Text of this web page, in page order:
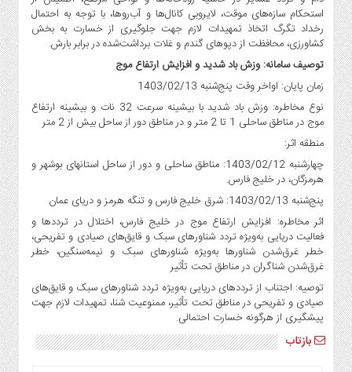
استحکام سازه‌های موقت، لایروبی کانال‌ها و آب‌روها، با توجه به احتمال
رخداد تگرگ اتخاذ تمهیدات لازم جهت جلوگیری از خسارت به بخش
کشاورزی، محافظت از دپوهای گندم و غلات برداشت‌شده در برابر بارش.
توصیف سامانه: وزش باد شدید و افزایش ارتفاع موج
زمان پایان: اواخر وقت پنج‌شنبه 1403/02/13
نوع مخاطره: وزش باد شدید با بیشینه سرعت 32 نات و بیشینه ارتفاع
موج در مناطق ساحلی 1 تا 2 متر و در مناطق دور از ساحل بیش از 2 متر
منطقه اثر:
چهارشنبه 1403/02/12: مناطق ساحلی و دور از ساحل استانهای بوشهر و
هرمزگان، در خلیج فارس.
پنج‌شنبه 1403/02/13: شرق خلیج فارس و تنگه هرمز و دریای عمان
اثر مخاطره: افزایش ارتفاع موج در خلیج فارس، اختلال در ترددها و
فعالیت دریایی به‌ویژه تردد شناورهای سبک و قایق‌های صیادی و تفریحی،
خطر غرق‌شدن شناورها به‌ویژه شناورهای سبک و نیمه‌‌سنگین، خطر
غرق‌شدن شناگران در مناطق تحت تأثیر
توصیه: اجتناب از ترددهای دریایی به‌ویژه تردد شناورهای سبک و قایق‌های
صیادی و تفریحی در مناطق تحت تأثیر، ممنوعیت شنا، تمهیدات لازم جهت
پیشگیری از هرگونه خسارت احتمالی.
بازتاب